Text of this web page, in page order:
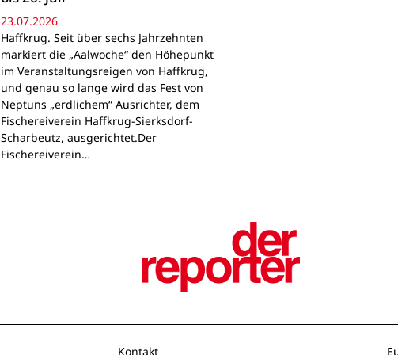
23.07.2026
Haffkrug. Seit über sechs Jahrzehnten
markiert die „Aalwoche“ den Höhepunkt
im Veranstaltungsreigen von Haffkrug,
und genau so lange wird das Fest von
Neptuns „erdlichem“ Ausrichter, dem
Fischereiverein Haffkrug-Sierksdorf-
Scharbeutz, ausgerichtet.Der
Fischereiverein…
Kontakt